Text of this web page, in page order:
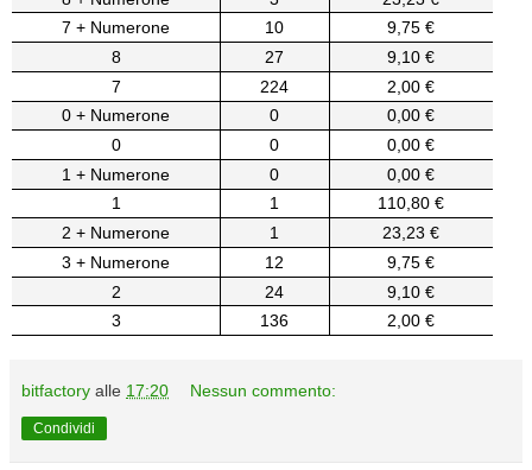
7 + Numerone
10
9,75 €
8
27
9,10 €
7
224
2,00 €
0 + Numerone
0
0,00 €
0
0
0,00 €
1 + Numerone
0
0,00 €
1
1
110,80 €
2 + Numerone
1
23,23 €
3 + Numerone
12
9,75 €
2
24
9,10 €
3
136 2,00 €
bitfactory alle 17:20 Nessun commento:
Condividi